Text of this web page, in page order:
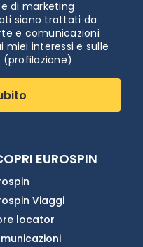
di marketing
siano trattati da
e comunicazioni
miei interessi e sulle
EUROSPIN
Viaggi
locator